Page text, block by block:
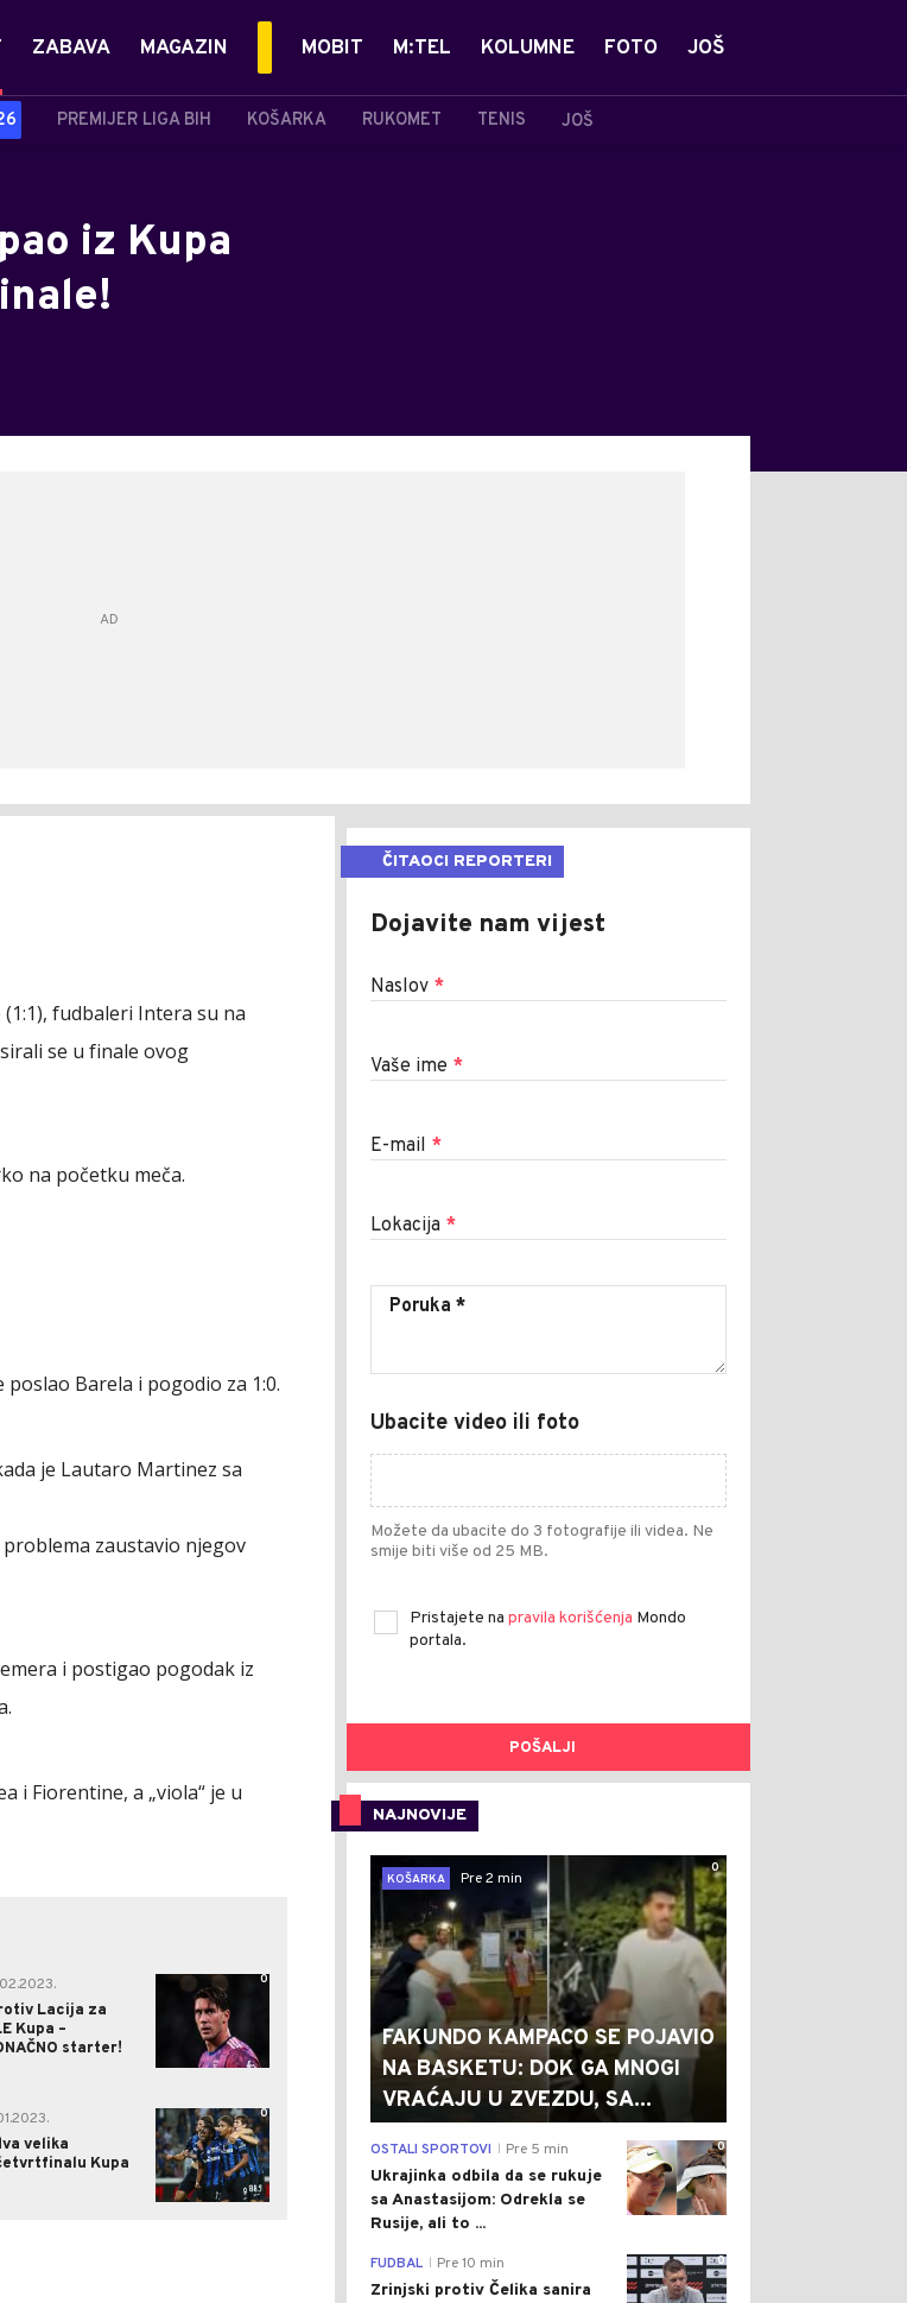
PREMIJER LIGA BIH KOŠARKA RUKOMET TENIS JOŠ
ZABAVA MAGAZIN MOBIT M:TEL KOLUMNE FOTO JOŠ
iz Kupa
fudbaleri Intera su na
se u finale ovog
na početku meča.
Barela i pogodio za 1:0.
je Lautaro Martinez sa
zaustavio njegov
i postigao pogodak iz
i Fiorentine, a „viola“ je u
Lacija za
Kupa –
starter!
0
velika
Kupa
0
ČITAOCI REPORTERI
Dojavite nam vijest
Naslov *
Vaše ime *
E-mail *
Lokacija *
Ubacite video ili foto
Možete da ubacite do 3 fotografije ili videa. Ne
smije biti više od 25 MB.
Pristajete na pravila korišćenja Mondo
portala.
POŠALJI
NAJNOVIJE
0
KOŠARKA
Pre 2 min
FAKUNDO KAMPACO SE POJAVIO
NA BASKETU: DOK GA MNOGI
VRAĆAJU U ZVEZDU, SA...
0
OSTALI SPORTOVI Pre 5 min
Ukrajinka odbila da se rukuje
sa Anastasijom: Odrekla se
Rusije, ali to ...
0
FUDBAL Pre 10 min
Zrinjski protiv Čelika sanira